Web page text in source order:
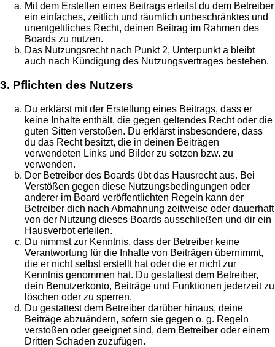
Mit dem Erstellen eines Beitrags erteilst du dem Betreiber
ein einfaches, zeitlich und räumlich unbeschränktes und
unentgeltliches Recht, deinen Beitrag im Rahmen des
Boards zu nutzen.
Das Nutzungsrecht nach Punkt 2, Unterpunkt a bleibt
auch nach Kündigung des Nutzungsvertrages bestehen.
3. Pflichten des Nutzers
Du erklärst mit der Erstellung eines Beitrags, dass er
keine Inhalte enthält, die gegen geltendes Recht oder die
guten Sitten verstoßen. Du erklärst insbesondere, dass
du das Recht besitzt, die in deinen Beiträgen
verwendeten Links und Bilder zu setzen bzw. zu
verwenden.
Der Betreiber des Boards übt das Hausrecht aus. Bei
Verstößen gegen diese Nutzungsbedingungen oder
anderer im Board veröffentlichten Regeln kann der
Betreiber dich nach Abmahnung zeitweise oder dauerhaft
von der Nutzung dieses Boards ausschließen und dir ein
Hausverbot erteilen.
Du nimmst zur Kenntnis, dass der Betreiber keine
Verantwortung für die Inhalte von Beiträgen übernimmt,
die er nicht selbst erstellt hat oder die er nicht zur
Kenntnis genommen hat. Du gestattest dem Betreiber,
dein Benutzerkonto, Beiträge und Funktionen jederzeit zu
löschen oder zu sperren.
Du gestattest dem Betreiber darüber hinaus, deine
Beiträge abzuändern, sofern sie gegen o. g. Regeln
verstoßen oder geeignet sind, dem Betreiber oder einem
Dritten Schaden zuzufügen.